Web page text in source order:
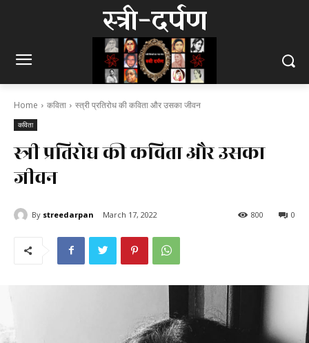
स्त्री-दर्पण
Home कविता स्त्री प्रतिरोध की कविता और उसका जीवन
कविता
स्त्री प्रतिरोध की कविता और उसका
जीवन
By streedarpan March 17, 2022 0
800